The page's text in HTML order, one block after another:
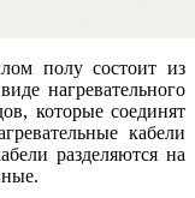
полу состоит из
нагревательного
которые соединят
кабели
разделяются на